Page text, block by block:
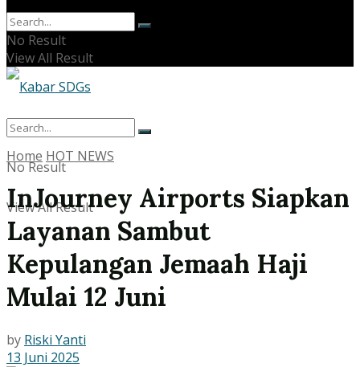
No Result
View All Result
No Result
View All Result
Home HOT NEWS
InJourney Airports Siapkan
Layanan Sambut
Kepulangan Jemaah Haji
Mulai 12 Juni
by Riski Yanti
13 Juni 2025